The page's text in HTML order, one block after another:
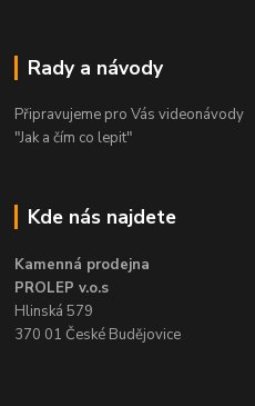
Rady a návody
Připravujeme pro Vás videonávody
"Jak a čím co lepit"
Kde nás najdete
Kamenná prodejna
PROLEP v.o.s
Hlinská 579
370 01 České Budějovice